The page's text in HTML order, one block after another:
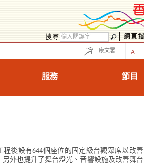
康文署 A
服務 節目
程後設有644個座位的固定級台觀眾席以改善
另外也提升了舞台燈光、音響設施及改善舞台